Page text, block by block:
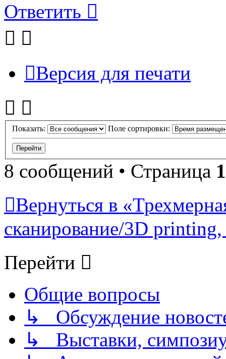
Ответить
Версия для печати
Показать: Поле сортировки:
8 сообщений • Страница 1
Вернуться в
сканирование/3D
Перейти
Общие вопросы
↳ Обсуждение
↳ Выставки,